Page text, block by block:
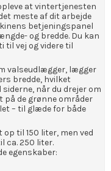
at vintertjenesten
meste af dit arbejde
betjeningspanel
og bredde. Du kan
til vej og videre til
valseudlægger, lægger
bredde, hvilket
når du drejer om
på de grønne områder
– til glæde for både
til 150 liter, men ved
ca. 250 liter.
egenskaber: